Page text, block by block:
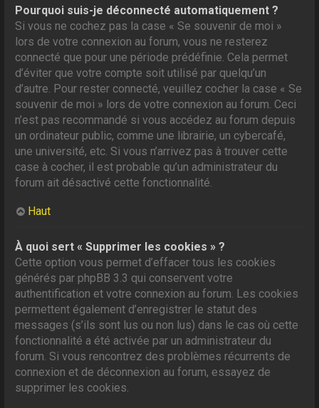
Pourquoi suis-je déconnecté automatiquement ?
Si vous ne cochez pas la case « Se souvenir de moi »
lors de votre connexion au forum, vous ne resterez
connecté que pour une période prédéfinie. Cela permet
d’éviter que votre compte soit utilisé par quelqu’un
d’autre. Pour rester connecté, veuillez cocher la case « Se
souvenir de moi » lors de votre connexion au forum. Ceci
n’est pas recommandé si vous accédez au forum depuis
un ordinateur public, comme une librairie, un cybercafé,
une université, etc. Si vous n’arrivez pas à trouver cette
case à cocher, il est probable qu’un administrateur du
forum ait désactivé cette fonctionnalité.
Haut
À quoi sert « Supprimer les cookies » ?
Cette option vous permet d’effacer tous les cookies
générés par phpBB 3.3 qui conservent votre
authentification et votre connexion au forum. Les cookies
permettent également d’enregistrer le statut des
messages (s’ils sont lus ou non lus) dans le cas où cette
fonctionnalité a été activée par un administrateur du
forum. Si vous rencontrez des problèmes récurrents de
connexion et de déconnexion au forum, essayez de
supprimer les cookies.